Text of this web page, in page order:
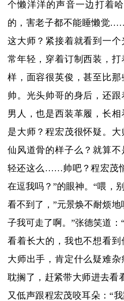
个懒洋洋的声音一边打着
的，害老子都不能睡懒觉
这大师？紧接着就看到一
常年轻，穿着订制西装，
样，面容很英俊，甚至比
帅。光头帅哥的身后，还
男人，也是西装革履，长
是大师？程宏茂很怀疑。
仙风道骨的样子么？就算
轻还这么……帅吧？程宏茂
在逗我吗？”的眼神。“喂，
看不到了，”元景焕不耐烦
子我可走了啊。”张德笑道
看着长大的，我也不想看
大师出手，肯定什么疑难
耽搁了，赶紧带大师进去看
又低声跟程宏茂咬耳朵：“